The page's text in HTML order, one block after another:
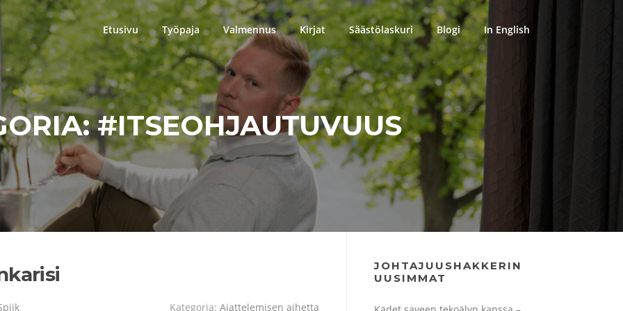
Etusivu Työpaja Valmennus Kirjat Säästölaskuri Blogi In English
#ITSEOHJAUTUVUUS
Kategoria: Ajattelemisen aihetta
JOHTAJUUSHAKKERIN
UUSIMMAT